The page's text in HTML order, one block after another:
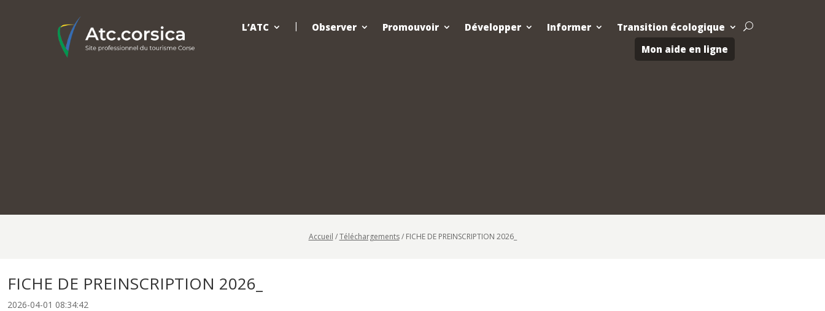
L’ATC Observer Promouvoir Développer Informer
Transition écologique
Mon aide en ligne
U
Accueil /Téléchargements/ FICHE DE PREINSCRIPTION 2026_
FICHE DE PREINSCRIPTION 2026_
2026-04-01 08:34:42